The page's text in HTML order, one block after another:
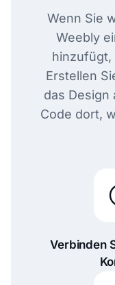
Wenn Sie
Weebly
hinzufügt,
Erstellen
das Design
Code dort,
Verbinden